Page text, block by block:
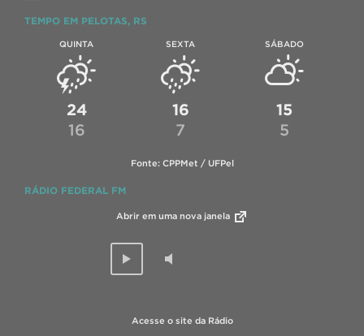
TEMPO EM PELOTAS, RS
QUINTA
24
16
SEXTA
16
7
SÁBADO
15
5
Fonte: CPPMet / UFPel
RÁDIO FEDERAL FM
Abrir em uma nova janela
Acesse o site da Rádio